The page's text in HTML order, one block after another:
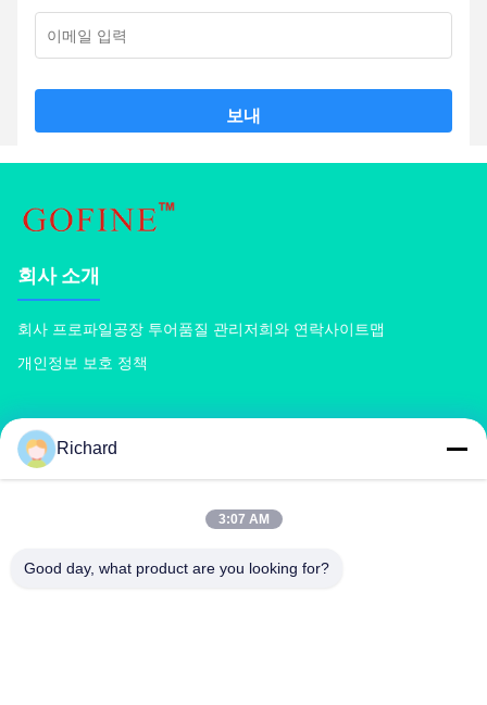
보내
회사 소개
회사 프로파일공장 투어품질 관리저희와 연락사이트맵
개인정보 보호 정책
상품
콤포스트 비료 기계복합 비료 생산 라인유기 비료 생산 라인
더블 롤러 비료 과립기
Richard
3:07 AM
Good day, what product are you looking for?